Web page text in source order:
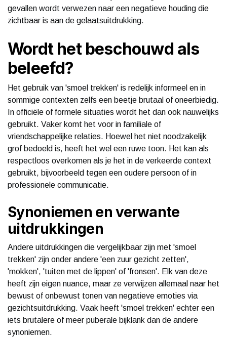
gevallen wordt verwezen naar een negatieve houding die
zichtbaar is aan de gelaatsuitdrukking.
Wordt het beschouwd als
beleefd?
Het gebruik van 'smoel trekken' is redelijk informeel en in
sommige contexten zelfs een beetje brutaal of oneerbiedig.
In officiële of formele situaties wordt het dan ook nauwelijks
gebruikt. Vaker komt het voor in familiale of
vriendschappelijke relaties. Hoewel het niet noodzakelijk
grof bedoeld is, heeft het wel een ruwe toon. Het kan als
respectloos overkomen als je het in de verkeerde context
gebruikt, bijvoorbeeld tegen een oudere persoon of in
professionele communicatie.
Synoniemen en verwante
uitdrukkingen
Andere uitdrukkingen die vergelijkbaar zijn met 'smoel
trekken' zijn onder andere 'een zuur gezicht zetten',
'mokken', 'tuiten met de lippen' of 'fronsen'. Elk van deze
heeft zijn eigen nuance, maar ze verwijzen allemaal naar het
bewust of onbewust tonen van negatieve emoties via
gezichtsuitdrukking. Vaak heeft 'smoel trekken' echter een
iets brutalere of meer puberale bijklank dan de andere
synoniemen.